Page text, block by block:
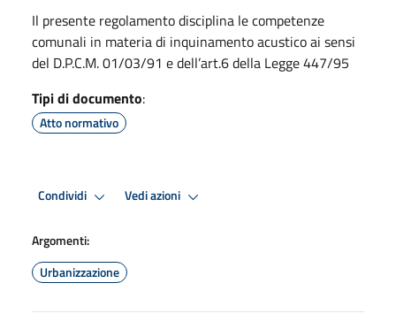
Il presente regolamento disciplina le competenze
comunali in materia di inquinamento acustico ai sensi
del D.P.C.M. 01/03/91 e dell’art.6 della Legge 447/95
Tipi di documento:
Atto normativo
Condividi Vedi azioni
Argomenti:
Urbanizzazione